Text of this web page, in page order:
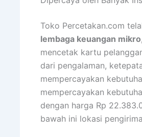
Toko Percetakan.com
lembaga keuangan mikro
mencetak kartu
dari pengalaman,
mempercayakan
mempercayakan
dengan harga Rp
bawah ini lokasi